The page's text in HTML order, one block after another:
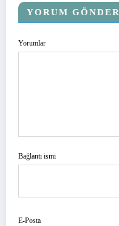
YORUM GÖNDER
Yorumlar
Bağlantı ismi
E-Posta